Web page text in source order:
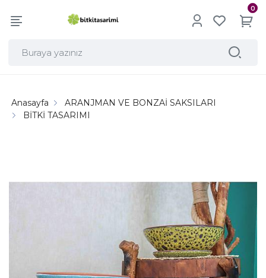
0
Anasayfa
ARANJMAN VE BONZAİ SAKSILARI
BİTKİ TASARIMI